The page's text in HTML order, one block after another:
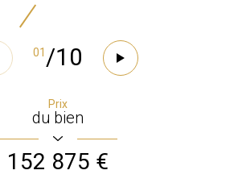
01 /10
Prix
du bien
152 875 €